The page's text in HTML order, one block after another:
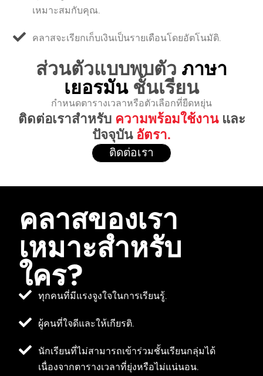
เหมาะสมกับคุณ.
คลาสจะเรียกเก็บเงินเป็นรายเดือนโดยอัตโนมัติ.
ส่วนตัวแบบพบตัว ภาษา
เยอรมัน ชั้นเรียน
กำหนดตารางเวลาหรือตัวเลือกที่ยืดหยุ่น
ติดต่อเราสำหรับ ความพร้อมใช้งานและ
ปัจจุบัน อัตรา.
ติดต่อเรา
คลาสของเรา
เหมาะสำหรับ
ใคร?
ทุกคนที่มีแรงจูงใจในการเรียนรู้.
ผู้คนที่ใจดีและให้เกียรติ.
นักเรียนที่ไม่สามารถเข้าร่วมชั้นเรียนกลุ่มได้
เนื่องจากตารางเวลาที่ยุ่งหรือไม่แน่นอน.